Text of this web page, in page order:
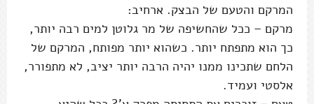
המרקם והטעם של הבצק. ארחיב:
מרקם – ככל שהחשיפה של מר גלוטן למים רבה יותר,
כך הוא מתפתח יותר. כשהוא יותר מפותח, המרקם של
הלחם שתכינו ממנו יהיה הרבה יותר יציב, לא מתפורר,
אלסטי ועמיד.